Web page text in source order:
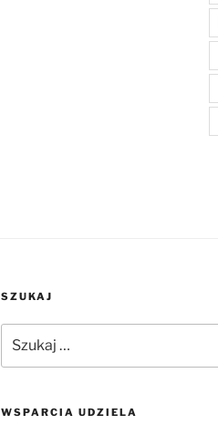
SZUKAJ
WSPARCIA UDZIELA